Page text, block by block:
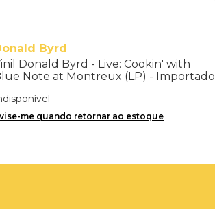
Byrd
Donald Byrd - Live: Cookin' with
Note at Montreux (LP) - Importado
me quando retornar ao estoque